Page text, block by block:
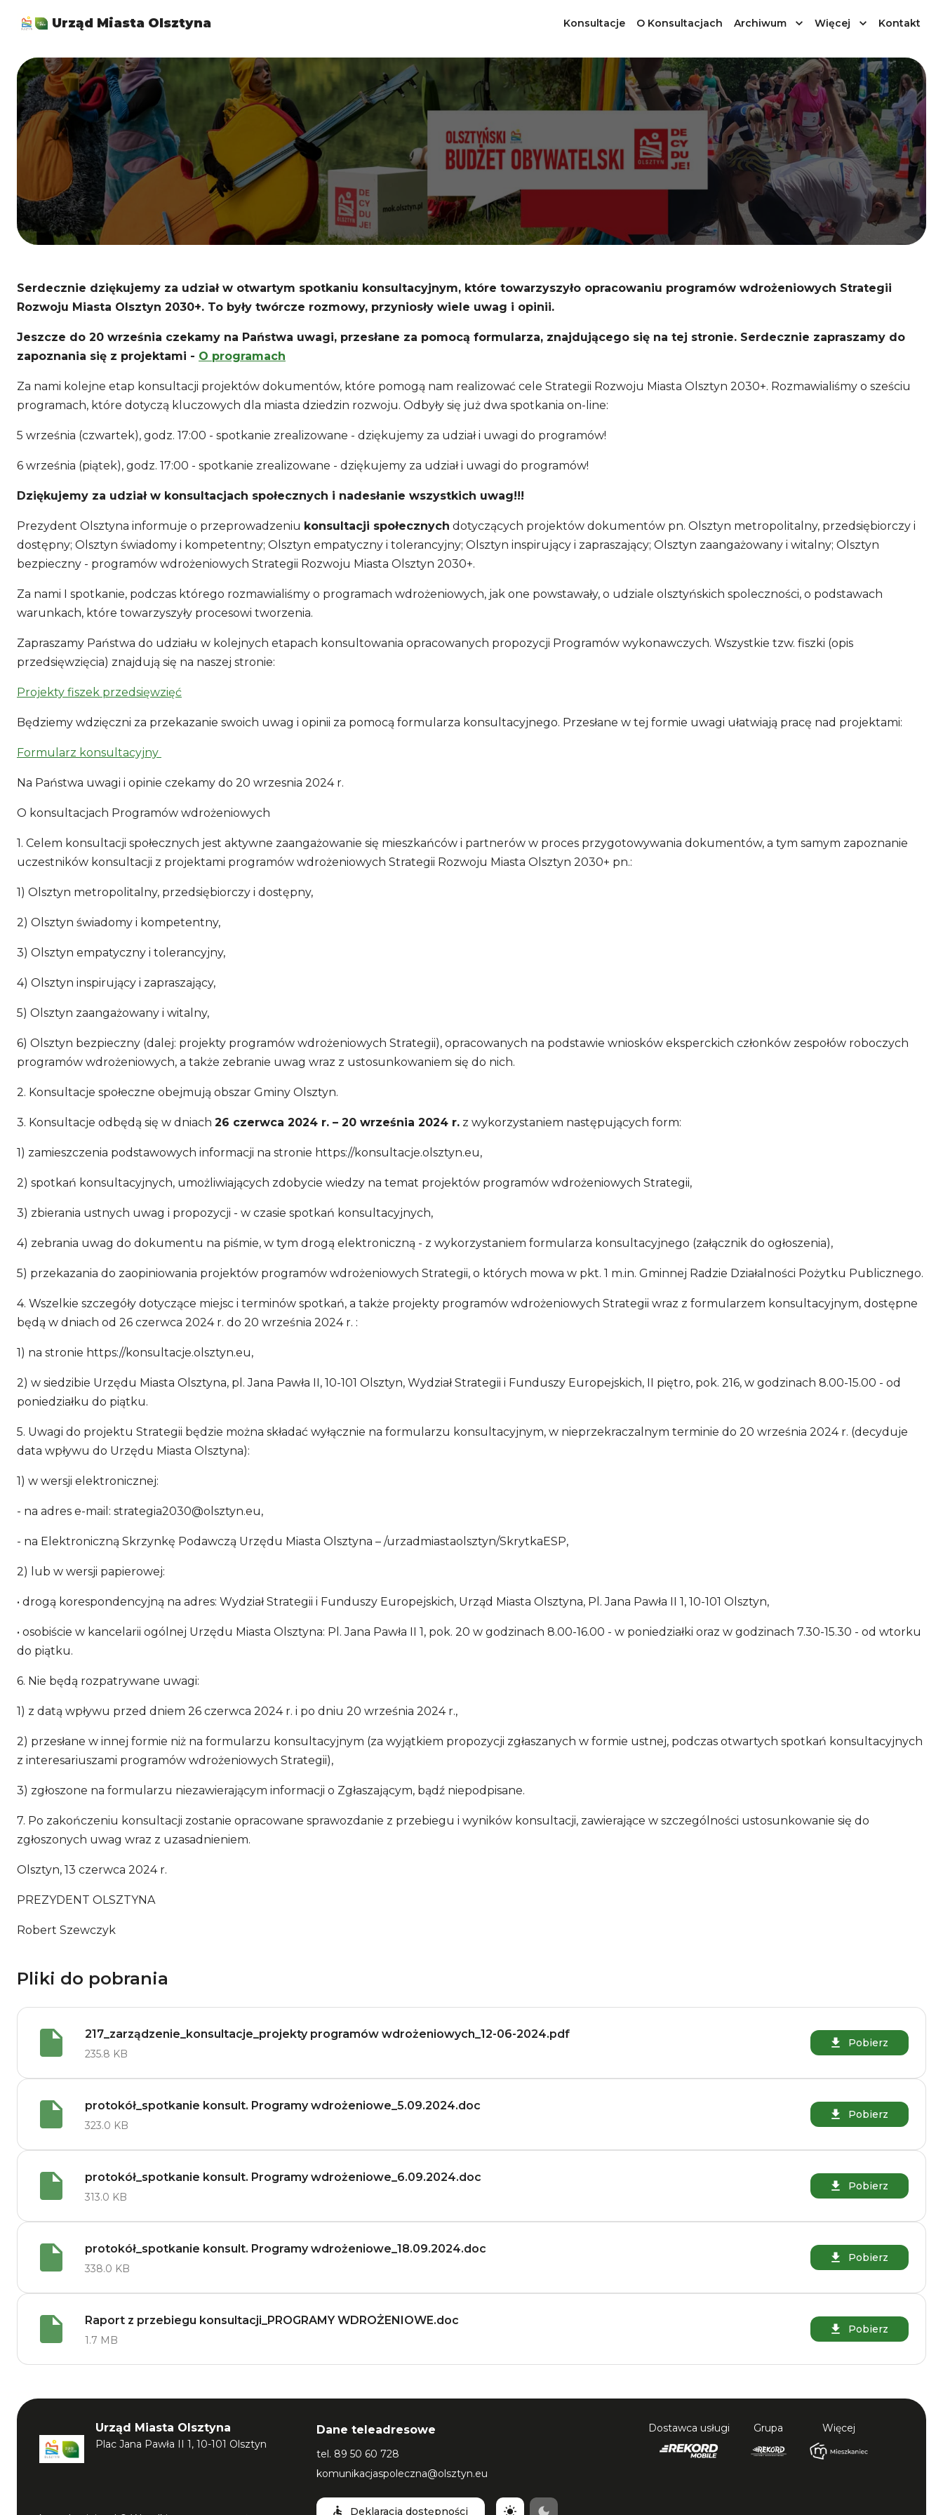
Urząd Miasta Olsztyna Konsultacje O Konsultacjach Archiwum Więcej Kontakt
Serdecznie dziękujemy za udział w otwartym spotkaniu konsultacyjnym, które towarzyszyło opracowaniu programów wdrożeniowych Strategii
Rozwoju Miasta Olsztyn 2030+. To były twórcze rozmowy, przyniosły wiele uwag i opinii.
Jeszcze do 20 września czekamy na Państwa uwagi, przesłane za pomocą formularza, znajdującego się na tej stronie. Serdecznie zapraszamy do
zapoznania się z projektami - O programach
Za nami kolejne etap konsultacji projektów dokumentów, które pomogą nam realizować cele Strategii Rozwoju Miasta Olsztyn 2030+. Rozmawialiśmy o sześciu
programach, które dotyczą kluczowych dla miasta dziedzin rozwoju. Odbyły się już dwa spotkania on-line:
5 września (czwartek), godz. 17:00 - spotkanie zrealizowane - dziękujemy za udział i uwagi do programów!
6 września (piątek), godz. 17:00 - spotkanie zrealizowane - dziękujemy za udział i uwagi do programów!
Dziękujemy za udział w konsultacjach społecznych i nadesłanie wszystkich uwag!!!
Prezydent Olsztyna informuje o przeprowadzeniu konsultacji społecznych dotyczących projektów dokumentów pn. Olsztyn metropolitalny, przedsiębiorczy i
dostępny; Olsztyn świadomy i kompetentny; Olsztyn empatyczny i tolerancyjny; Olsztyn inspirujący i zapraszający; Olsztyn zaangażowany i witalny; Olsztyn
bezpieczny - programów wdrożeniowych Strategii Rozwoju Miasta Olsztyn 2030+.
Za nami I spotkanie, podczas którego rozmawialiśmy o programach wdrożeniowych, jak one powstawały, o udziale olsztyńskich spoleczności, o podstawach
warunkach, które towarzyszyły procesowi tworzenia.
Zapraszamy Państwa do udziału w kolejnych etapach konsultowania opracowanych propozycji Programów wykonawczych. Wszystkie tzw. fiszki (opis
przedsięwzięcia) znajdują się na naszej stronie:
Projekty fiszek przedsięwzięć
Będziemy wdzięczni za przekazanie swoich uwag i opinii za pomocą formularza konsultacyjnego. Przesłane w tej formie uwagi ułatwiają pracę nad projektami:
Formularz konsultacyjny
Na Państwa uwagi i opinie czekamy do 20 wrzesnia 2024 r.
O konsultacjach Programów wdrożeniowych
1. Celem konsultacji społecznych jest aktywne zaangażowanie się mieszkańców i partnerów w proces przygotowywania dokumentów, a tym samym zapoznanie
uczestników konsultacji z projektami programów wdrożeniowych Strategii Rozwoju Miasta Olsztyn 2030+ pn.:
1) Olsztyn metropolitalny, przedsiębiorczy i dostępny,
2) Olsztyn świadomy i kompetentny,
3) Olsztyn empatyczny i tolerancyjny,
4) Olsztyn inspirujący i zapraszający,
5) Olsztyn zaangażowany i witalny,
6) Olsztyn bezpieczny (dalej: projekty programów wdrożeniowych Strategii), opracowanych na podstawie wniosków eksperckich członków zespołów roboczych
programów wdrożeniowych, a także zebranie uwag wraz z ustosunkowaniem się do nich.
2. Konsultacje społeczne obejmują obszar Gminy Olsztyn.
3. Konsultacje odbędą się w dniach 26 czerwca 2024 r. – 20 września 2024 r. z wykorzystaniem następujących form:
1) zamieszczenia podstawowych informacji na stronie https://konsultacje.olsztyn.eu,
2) spotkań konsultacyjnych, umożliwiających zdobycie wiedzy na temat projektów programów wdrożeniowych Strategii,
3) zbierania ustnych uwag i propozycji - w czasie spotkań konsultacyjnych,
4) zebrania uwag do dokumentu na piśmie, w tym drogą elektroniczną - z wykorzystaniem formularza konsultacyjnego (załącznik do ogłoszenia),
5) przekazania do zaopiniowania projektów programów wdrożeniowych Strategii, o których mowa w pkt. 1 m.in. Gminnej Radzie Działalności Pożytku Publicznego.
4. Wszelkie szczegóły dotyczące miejsc i terminów spotkań, a także projekty programów wdrożeniowych Strategii wraz z formularzem konsultacyjnym, dostępne
będą w dniach od 26 czerwca 2024 r. do 20 września 2024 r. :
1) na stronie https://konsultacje.olsztyn.eu,
2) w siedzibie Urzędu Miasta Olsztyna, pl. Jana Pawła II, 10-101 Olsztyn, Wydział Strategii i Funduszy Europejskich, II piętro, pok. 216, w godzinach 8.00-15.00 - od
poniedziałku do piątku.
5. Uwagi do projektu Strategii będzie można składać wyłącznie na formularzu konsultacyjnym, w nieprzekraczalnym terminie do 20 września 2024 r. (decyduje
data wpływu do Urzędu Miasta Olsztyna):
1) w wersji elektronicznej:
- na adres e-mail: strategia2030@olsztyn.eu,
- na Elektroniczną Skrzynkę Podawczą Urzędu Miasta Olsztyna – /urzadmiastaolsztyn/SkrytkaESP,
2) lub w wersji papierowej:
• drogą korespondencyjną na adres: Wydział Strategii i Funduszy Europejskich, Urząd Miasta Olsztyna, Pl. Jana Pawła II 1, 10-101 Olsztyn,
• osobiście w kancelarii ogólnej Urzędu Miasta Olsztyna: Pl. Jana Pawła II 1, pok. 20 w godzinach 8.00-16.00 - w poniedziałki oraz w godzinach 7.30-15.30 - od wtorku
do piątku.
6. Nie będą rozpatrywane uwagi:
1) z datą wpływu przed dniem 26 czerwca 2024 r. i po dniu 20 września 2024 r.,
2) przesłane w innej formie niż na formularzu konsultacyjnym (za wyjątkiem propozycji zgłaszanych w formie ustnej, podczas otwartych spotkań konsultacyjnych
z interesariuszami programów wdrożeniowych Strategii),
3) zgłoszone na formularzu niezawierającym informacji o Zgłaszającym, bądź niepodpisane.
7. Po zakończeniu konsultacji zostanie opracowane sprawozdanie z przebiegu i wyników konsultacji, zawierające w szczególności ustosunkowanie się do
zgłoszonych uwag wraz z uzasadnieniem.
Olsztyn, 13 czerwca 2024 r.
PREZYDENT OLSZTYNA
Robert Szewczyk
Pliki do pobrania
217_zarządzenie_konsultacje_projekty programów wdrożeniowych_12-06-2024.pdf
235.8 KB
Pobierz
protokół_spotkanie konsult. Programy wdrożeniowe_5.09.2024.doc
323.0 KB
Pobierz
protokół_spotkanie konsult. Programy wdrożeniowe_6.09.2024.doc
313.0 KB
Pobierz
protokół_spotkanie konsult. Programy wdrożeniowe_18.09.2024.doc
338.0 KB
Pobierz
Raport z przebiegu konsultacji_PROGRAMY WDROŻENIOWE.doc
1.7 MB
Pobierz
Urząd Miasta Olsztyna
Plac Jana Pawła II 1, 10-101 Olsztyn
Dane teleadresowe
tel. 89 50 60 728
komunikacjaspoleczna@olsztyn.eu
Dostawca usługi Grupa Więcej
Deklaracja dostępności